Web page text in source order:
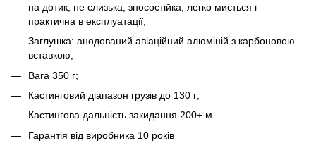
на дотик, не слизька, зносостійка, легко миється і
практична в експлуатації;
Заглушка: анодований авіаційний алюміній з карбоновою
вставкою;
Вага 350 г;
Кастинговий діапазон грузів до 130 г;
Кастингова дальність закидання 200+ м.
Гарантія від виробника 10 років